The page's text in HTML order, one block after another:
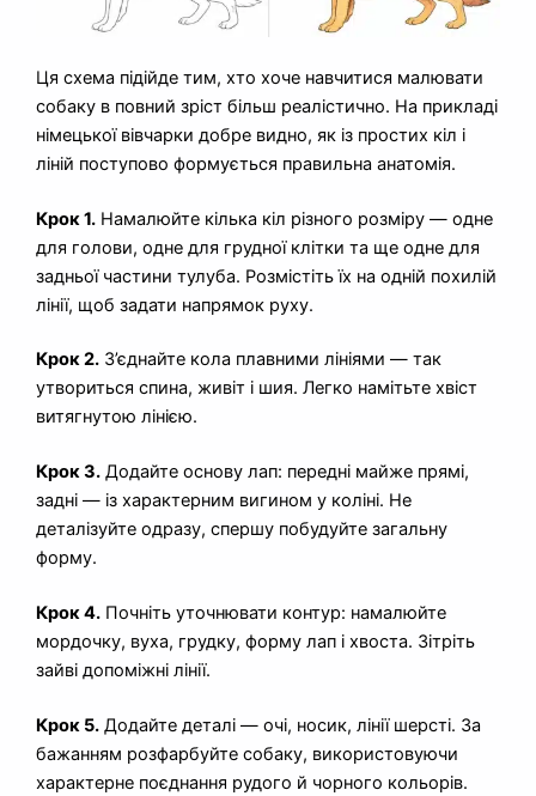
Ця схема підійде тим, хто хоче навчитися малювати
собаку в повний зріст більш реалістично. На прикладі
німецької вівчарки добре видно, як із простих кіл і
ліній поступово формується правильна анатомія.
Крок 1. Намалюйте кілька кіл різного розміру — одне
для голови, одне для грудної клітки та ще одне для
задньої частини тулуба. Розмістіть їх на одній похилій
лінії, щоб задати напрямок руху.
Крок 2. З’єднайте кола плавними лініями — так
утвориться спина, живіт і шия. Легко намітьте хвіст
витягнутою лінією.
Крок 3. Додайте основу лап: передні майже прямі,
задні — із характерним вигином у коліні. Не
деталізуйте одразу, спершу побудуйте загальну
форму.
Крок 4. Почніть уточнювати контур: намалюйте
мордочку, вуха, грудку, форму лап і хвоста. Зітріть
зайві допоміжні лінії.
Крок 5. Додайте деталі — очі, носик, лінії шерсті. За
бажанням розфарбуйте собаку, використовуючи
характерне поєднання рудого й чорного кольорів.